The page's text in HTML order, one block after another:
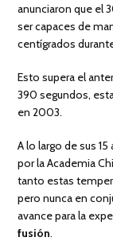
anunciaron que el
ser capaces de
centígrados
Esto supera el
390 segundos,
en 2003.
A lo largo de sus
por la Academia
tanto estas
pero nunca en
avance para la
fusión.